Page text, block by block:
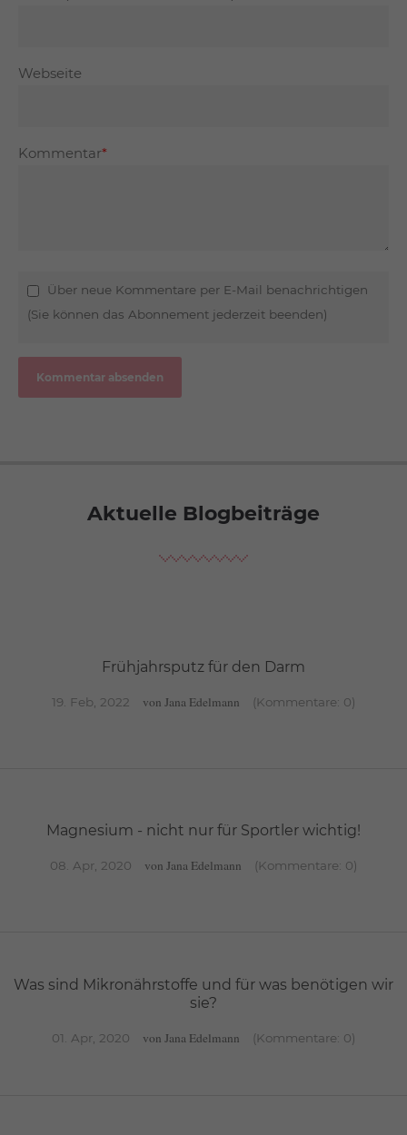
Webseite
Kommentar*
Über neue Kommentare per E-Mail benachrichtigen
(Sie können das Abonnement jederzeit beenden)
Kommentar absenden
Aktuelle Blogbeiträge
Frühjahrsputz für den Darm
19. Feb, 2022 von Jana Edelmann (Kommentare: 0)
Magnesium - nicht nur für Sportler wichtig!
08. Apr, 2020 von Jana Edelmann (Kommentare: 0)
Magnesium ist nicht nur wenn es um Sport geht ein
Was sind Mikronährstoffe und für was benötigen wir
sie?
01. Apr, 2020 von Jana Edelmann (Kommentare: 0)